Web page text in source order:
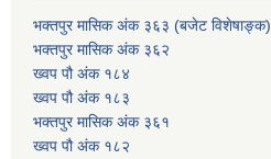
भक्तपुर मासिक अंक ३६३ (बजेट विशेषाङ्क)
भक्तपुर मासिक अंक ३६२
ख्वप पौ अंक १८४
ख्वप पौ अंक १८३
भक्तपुर मासिक अंक ३६१
ख्वप पौ अंक १८२